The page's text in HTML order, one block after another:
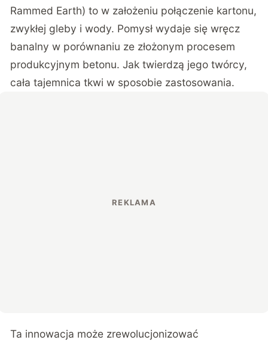
Rammed Earth) to w założeniu połączenie kartonu,
zwykłej gleby i wody. Pomysł wydaje się wręcz
banalny w porównaniu ze złożonym procesem
produkcyjnym betonu. Jak twierdzą jego twórcy,
cała tajemnica tkwi w sposobie zastosowania.
Ta innowacja może zrewolucjonizować